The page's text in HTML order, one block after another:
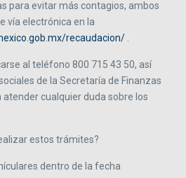
para evitar más contagios, ambos
vía electrónica en la
recaudacion/
al teléfono 800 715 43 50, así
de la Secretaría de Finanzas
atender cualquier duda sobre los
estos trámites?
dentro de la fecha